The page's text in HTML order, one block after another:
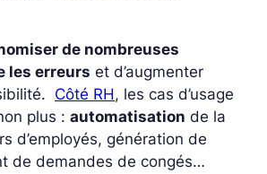
de nombreuses
les erreurs et d’augmenter
Côté RH, les cas d’usage
plus : automatisation de la
d’employés, génération de
de demandes de congés…